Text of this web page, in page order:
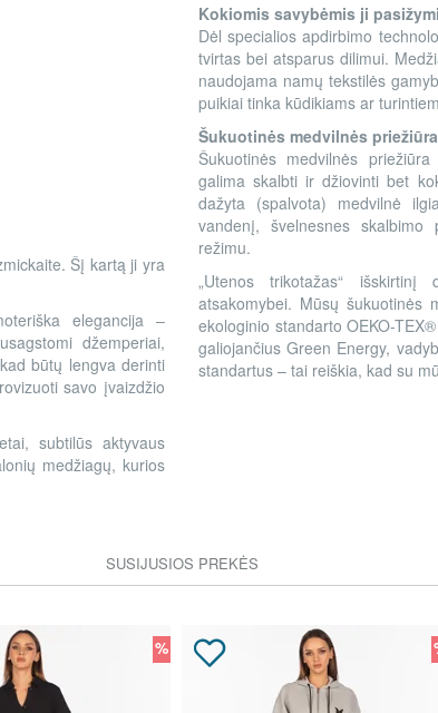
Šį kartą ji yra
elegancija –
džemperiai,
būtų lengva derinti
savo įvaizdžio
subtilūs aktyvaus
medžiagų, kurios
Kokiomis savybėmis ji
Dėl specialios apdirbimo
tvirtas bei atsparus dilimui.
naudojama namų tekstilės
puikiai tinka kūdikiams ar
Šukuotinės medvilnės priežiūra
Šukuotinės medvilnės
galima skalbti ir džiovinti bet
dažyta (spalvota) medvilnė
vandenį, švelnesnes skalbimo
režimu.
„Utenos trikotažas“
atsakomybei. Mūsų šukuotinės
ekologinio standarto OEKO-
galiojančius Green Energy,
standartus – tai reiškia, kad su
SUSIJUSIOS PREKĖS
%